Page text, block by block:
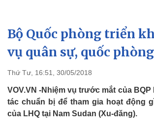
Chính trị
Tổ chức nhân sự
Nhận diện sự thật
Xã hội
Tin 24h
Dự báo
Việc làm
Biển đảo
Bộ Quốc phòng triển
vụ quân sự, quốc
Thứ Tư, 16:51, 30/05/2018
VOV.VN -Nhiệm vụ trước mắt của BQP
tác chuẩn bị để tham gia hoạt động
của LHQ tại Nam Sudan (Xu-đăng).